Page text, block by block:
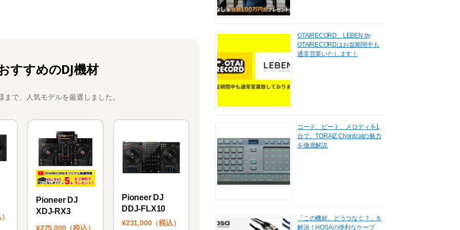
すすめのDJ機材
で、人気モデルを厳選しました。
Pioneer DJ
XDJ-RX3
¥275,000（税込）
Pioneer DJ
DDJ-FLX10
¥231,000（税込）
OTAIRECORD、LEBEN by
OTAIRECORDはお盆期間中も
通常営業いたします！
コード、ビート、メロディを1
台で。TORAIZ Chordcatの魅力
を徹底解説
「この機材、どうつなぐ？」を
解決！HOSAの便利なケーブ